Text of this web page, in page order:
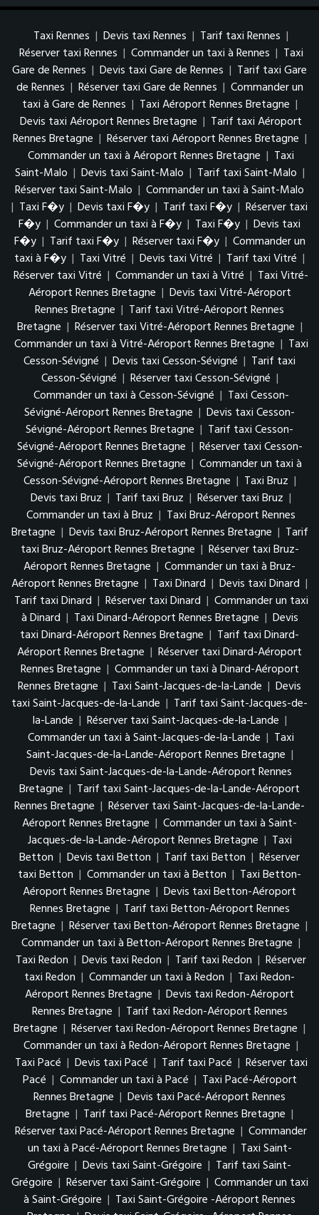
Taxi Rennes | Devis taxi Rennes | Tarif taxi Rennes |
Réserver taxi Rennes | Commander un taxi à Rennes | Taxi
Gare de Rennes | Devis taxi Gare de Rennes | Tarif taxi Gare
de Rennes | Réserver taxi Gare de Rennes | Commander un
taxi à Gare de Rennes | Taxi Aéroport Rennes Bretagne |
Devis taxi Aéroport Rennes Bretagne | Tarif taxi Aéroport
Rennes Bretagne | Réserver taxi Aéroport Rennes Bretagne |
Commander un taxi à Aéroport Rennes Bretagne | Taxi
Saint-Malo | Devis taxi Saint-Malo | Tarif taxi Saint-Malo |
Réserver taxi Saint-Malo | Commander un taxi à Saint-Malo
| Taxi F�y | Devis taxi F�y | Tarif taxi F�y | Réserver taxi
F�y | Commander un taxi à F�y | Taxi F�y | Devis taxi
F�y | Tarif taxi F�y | Réserver taxi F�y | Commander un
taxi à F�y | Taxi Vitré | Devis taxi Vitré | Tarif taxi Vitré |
Réserver taxi Vitré | Commander un taxi à Vitré | Taxi Vitré-
Aéroport Rennes Bretagne | Devis taxi Vitré-Aéroport
Rennes Bretagne | Tarif taxi Vitré-Aéroport Rennes
Bretagne | Réserver taxi Vitré-Aéroport Rennes Bretagne |
Commander un taxi à Vitré-Aéroport Rennes Bretagne | Taxi
Cesson-Sévigné | Devis taxi Cesson-Sévigné | Tarif taxi
Cesson-Sévigné | Réserver taxi Cesson-Sévigné |
Commander un taxi à Cesson-Sévigné | Taxi Cesson-
Sévigné-Aéroport Rennes Bretagne | Devis taxi Cesson-
Sévigné-Aéroport Rennes Bretagne | Tarif taxi Cesson-
Sévigné-Aéroport Rennes Bretagne | Réserver taxi Cesson-
Sévigné-Aéroport Rennes Bretagne | Commander un taxi à
Cesson-Sévigné-Aéroport Rennes Bretagne | Taxi Bruz |
Devis taxi Bruz | Tarif taxi Bruz | Réserver taxi Bruz |
Commander un taxi à Bruz | Taxi Bruz-Aéroport Rennes
Bretagne | Devis taxi Bruz-Aéroport Rennes Bretagne | Tarif
taxi Bruz-Aéroport Rennes Bretagne | Réserver taxi Bruz-
Aéroport Rennes Bretagne | Commander un taxi à Bruz-
Aéroport Rennes Bretagne | Taxi Dinard | Devis taxi Dinard |
Tarif taxi Dinard | Réserver taxi Dinard | Commander un taxi
à Dinard | Taxi Dinard-Aéroport Rennes Bretagne | Devis
taxi Dinard-Aéroport Rennes Bretagne | Tarif taxi Dinard-
Aéroport Rennes Bretagne | Réserver taxi Dinard-Aéroport
Rennes Bretagne | Commander un taxi à Dinard-Aéroport
Rennes Bretagne | Taxi Saint-Jacques-de-la-Lande | Devis
taxi Saint-Jacques-de-la-Lande | Tarif taxi Saint-Jacques-de-
la-Lande | Réserver taxi Saint-Jacques-de-la-Lande |
Commander un taxi à Saint-Jacques-de-la-Lande | Taxi
Saint-Jacques-de-la-Lande-Aéroport Rennes Bretagne |
Devis taxi Saint-Jacques-de-la-Lande-Aéroport Rennes
Bretagne | Tarif taxi Saint-Jacques-de-la-Lande-Aéroport
Rennes Bretagne | Réserver taxi Saint-Jacques-de-la-Lande-
Aéroport Rennes Bretagne | Commander un taxi à Saint-
Jacques-de-la-Lande-Aéroport Rennes Bretagne | Taxi
Betton | Devis taxi Betton | Tarif taxi Betton | Réserver
taxi Betton | Commander un taxi à Betton | Taxi Betton-
Aéroport Rennes Bretagne | Devis taxi Betton-Aéroport
Rennes Bretagne | Tarif taxi Betton-Aéroport Rennes
Bretagne | Réserver taxi Betton-Aéroport Rennes Bretagne |
Commander un taxi à Betton-Aéroport Rennes Bretagne |
Taxi Redon | Devis taxi Redon | Tarif taxi Redon | Réserver
taxi Redon | Commander un taxi à Redon | Taxi Redon-
Aéroport Rennes Bretagne | Devis taxi Redon-Aéroport
Rennes Bretagne | Tarif taxi Redon-Aéroport Rennes
Bretagne | Réserver taxi Redon-Aéroport Rennes Bretagne |
Commander un taxi à Redon-Aéroport Rennes Bretagne |
Taxi Pacé | Devis taxi Pacé | Tarif taxi Pacé | Réserver taxi
Pacé | Commander un taxi à Pacé | Taxi Pacé-Aéroport
Rennes Bretagne | Devis taxi Pacé-Aéroport Rennes
Bretagne | Tarif taxi Pacé-Aéroport Rennes Bretagne |
Réserver taxi Pacé-Aéroport Rennes Bretagne | Commander
un taxi à Pacé-Aéroport Rennes Bretagne | Taxi Saint-
Grégoire | Devis taxi Saint-Grégoire | Tarif taxi Saint-
Grégoire | Réserver taxi Saint-Grégoire | Commander un taxi
à Saint-Grégoire | Taxi Saint-Grégoire -Aéroport Rennes